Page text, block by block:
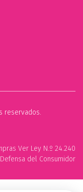
reservados.
Ver Ley N.º 24.240
del Consumidor